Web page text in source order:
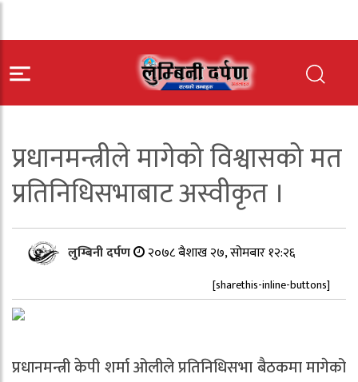
प्रधानमन्त्रीले मागेको विश्वासको मत
प्रतिनिधिसभाबाट अस्वीकृत ।
लुम्बिनी दर्पण २०७८ बैशाख २७, सोमबार १२:२६
[sharethis-inline-buttons]
प्रधानमन्त्री केपी शर्मा ओलीले प्रतिनिधिसभा बैठकमा मागेको